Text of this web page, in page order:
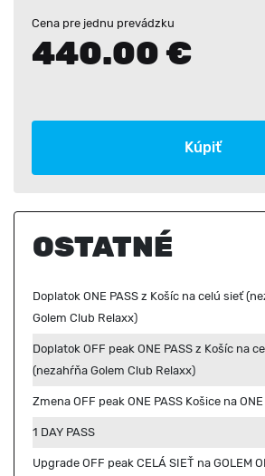
Cena pre jednu prevádzku
440.00 €
Kúpiť
OSTATNÉ
Doplatok ONE PASS z Košíc na celú sieť
Golem Club Relaxx)
Doplatok OFF peak ONE PASS z Košíc na
(nezahŕňa Golem Club Relaxx)
Zmena OFF peak ONE PASS Košice na
1 DAY PASS
Upgrade OFF peak CELÁ SIEŤ na GOLEM